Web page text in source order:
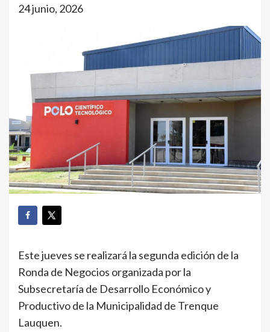
24 junio, 2026
Este jueves se realizará la segunda edición de la
Ronda de Negocios organizada por la
Subsecretaría de Desarrollo Económico y
Productivo de la Municipalidad de Trenque
Lauquen.